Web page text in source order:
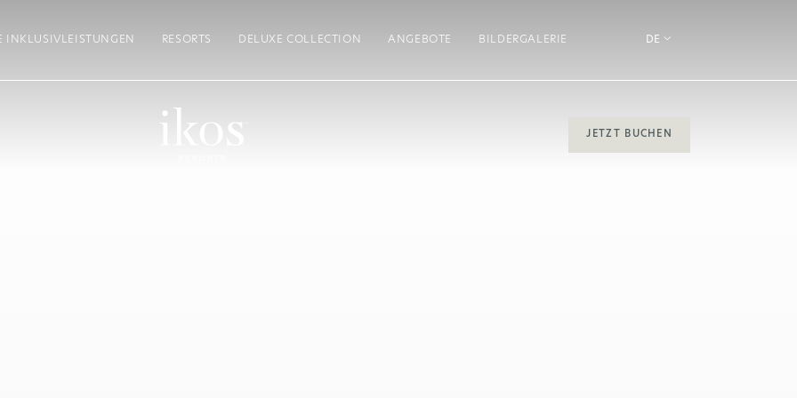
INKLUSIVLEISTUNGEN RESORTS DELUXE COLLECTION ANGEBOTE BILDERGALERIE​ DE
JETZT BUCHEN